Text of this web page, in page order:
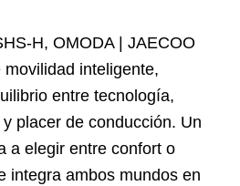
H, OMODA | JAECOO
inteligente,
entre tecnología,
placer de conducción. Un
a elegir entre confort o
integra ambos mundos en